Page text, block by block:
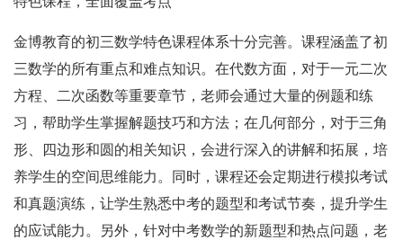
金博教育的初三数学特色课程体系十分完善。课程涵盖了初
三数学的所有重点和难点知识。在代数方面，对于一元二次
方程、二次函数等重要章节，老师会通过大量的例题和练
习，帮助学生掌握解题技巧和方法；在几何部分，对于三角
形、四边形和圆的相关知识，会进行深入的讲解和拓展，培
养学生的空间思维能力。同时，课程还会定期进行模拟考试
和真题演练，让学生熟悉中考的题型和考试节奏，提升学生
的应试能力。另外，针对中考数学的新题型和热点问题，老